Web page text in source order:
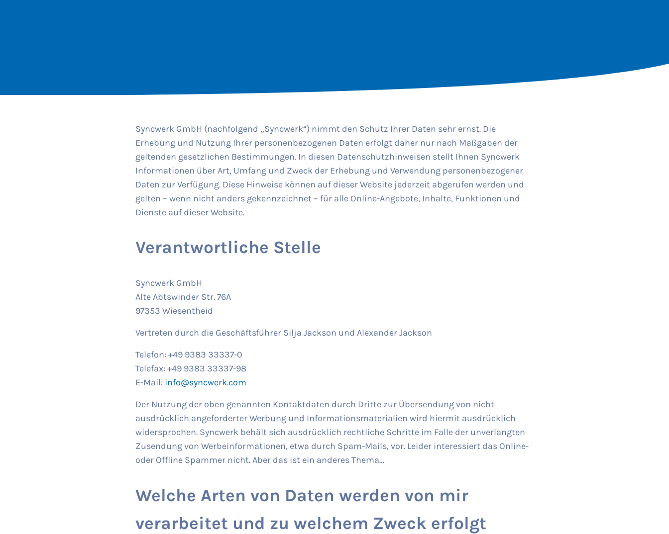
Syncwerk GmbH (nachfolgend „Syncwerk“) nimmt den Schutz Ihrer Daten sehr ernst. Die
Erhebung und Nutzung Ihrer personenbezogenen Daten erfolgt daher nur nach Maßgaben der
geltenden gesetzlichen Bestimmungen. In diesen Datenschutzhinweisen stellt Ihnen Syncwerk
Informationen über Art, Umfang und Zweck der Erhebung und Verwendung personenbezogener
Daten zur Verfügung. Diese Hinweise können auf dieser Website jederzeit abgerufen werden und
gelten – wenn nicht anders gekennzeichnet – für alle Online-Angebote, Inhalte, Funktionen und
Dienste auf dieser Website.
Verantwortliche Stelle
Syncwerk GmbH
Alte Abtswinder Str. 76A
97353 Wiesentheid
Vertreten durch die Geschäftsführer Silja Jackson und Alexander Jackson
Telefon: +49 9383 33337-0
Telefax: +49 9383 33337-98
E-Mail: info@syncwerk.com
Der Nutzung der oben genannten Kontaktdaten durch Dritte zur Übersendung von nicht
ausdrücklich angeforderter Werbung und Informationsmaterialien wird hiermit ausdrücklich
widersprochen. Syncwerk behält sich ausdrücklich rechtliche Schritte im Falle der unverlangten
Zusendung von Werbeinformationen, etwa durch Spam-Mails, vor. Leider interessiert das Online-
oder Offline Spammer nicht. Aber das ist ein anderes Thema…
Welche Arten von Daten werden von mir
verarbeitet und zu welchem Zweck erfolgt